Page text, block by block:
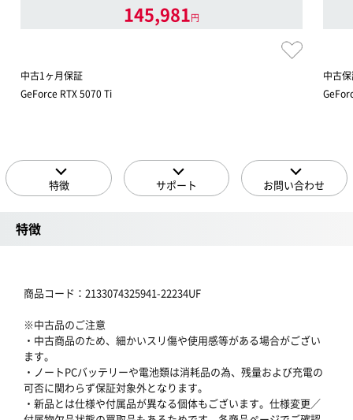
145,981円
中古1ヶ月保証
GeForce RTX 5070 Ti
中古
特徴 サポート お問い合わせ
特徴
商品コード：2133074325941-22234UF
※中古品のご注意
・中古商品のため、細かいスリ傷や使用感等がある場合がござい
ます。
・ノートPCバッテリーや電池類は消耗品の為、残量および充電の
可否に関わらず保証対象外となります。
・新品とは仕様や付属品が異なる個体もございます。仕様変更／